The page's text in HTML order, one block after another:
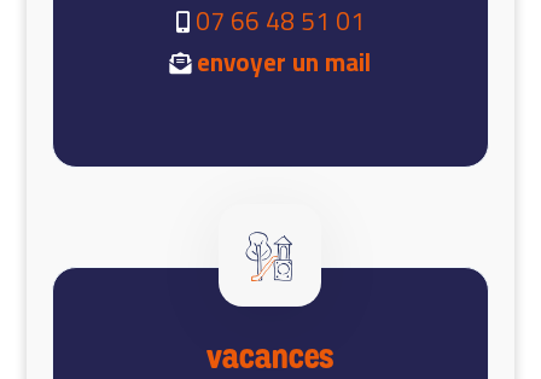
07 66 48 51 01
envoyer un mail
Vacances